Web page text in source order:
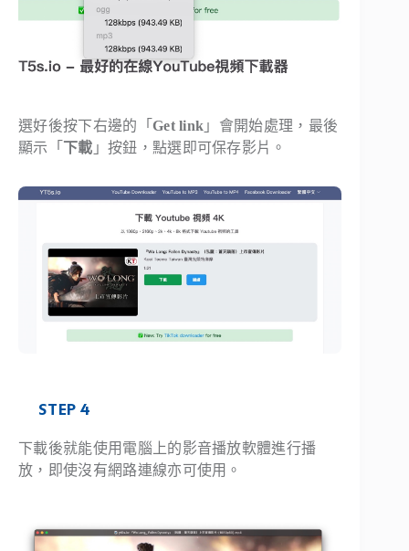
選好後按下右邊的「 Get link 」會開始處理，最後
顯示「 下載 」按鈕，點選即可保存影片。
STEP 4
下載後就能使用電腦上的影音播放軟體進行播
放，即使沒有網路連線亦可使用。